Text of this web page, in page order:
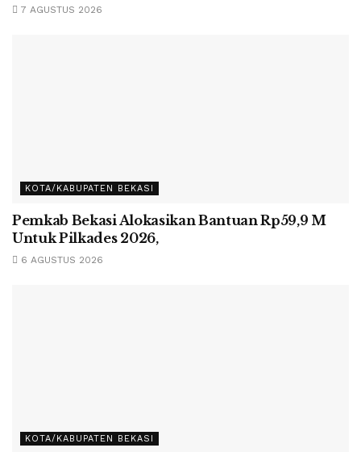
7 AGUSTUS 2026
KOTA/KABUPATEN BEKASI
Pemkab Bekasi Alokasikan Bantuan Rp59,9 M
Untuk Pilkades 2026,
6 AGUSTUS 2026
KOTA/KABUPATEN BEKASI